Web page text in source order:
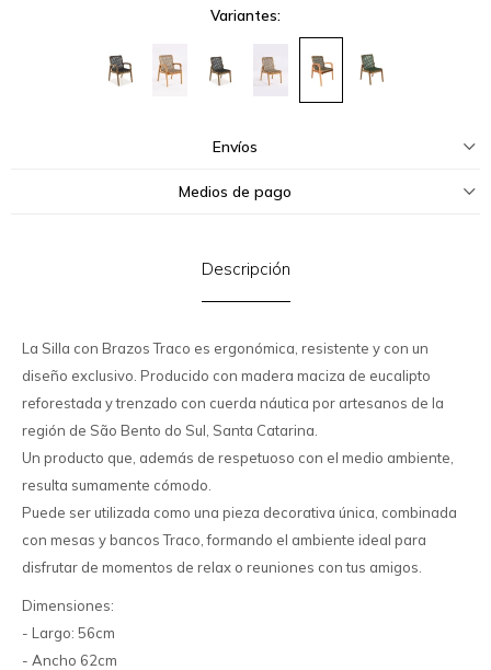
Variantes:
Envíos
Medios de pago
Descripción
La Silla con Brazos Traco es ergonómica, resistente y con un
diseño exclusivo. Producido con madera maciza de eucalipto
reforestada y trenzado con cuerda náutica por artesanos de la
región de São Bento do Sul, Santa Catarina.
Un producto que, además de respetuoso con el medio ambiente,
resulta sumamente cómodo.
Puede ser utilizada como una pieza decorativa única, combinada
con mesas y bancos Traco, formando el ambiente ideal para
disfrutar de momentos de relax o reuniones con tus amigos.
Dimensiones:
- Largo: 56cm
- Ancho 62cm